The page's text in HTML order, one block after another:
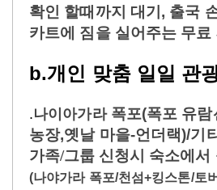
확인 할때까지 대기, 출국
카트에 짐을 실어주는 무료
b.개인 맞춤일일 관
.나이아가라 폭포(폭포 유
농장,옛날 마을-언더랙)/기
가족/그룹 신청시 숙소에서
(나야가라 폭포/천섬+킹스톤/토